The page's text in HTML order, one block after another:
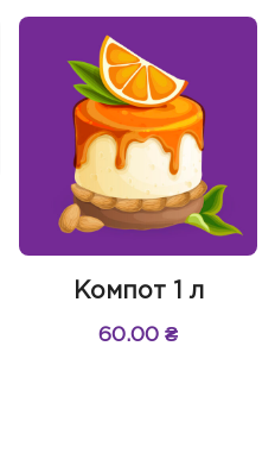
Компот 1 л
60.00₴